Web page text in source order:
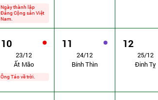
Ngày thành lập
Đảng Cộng sản Việt
Nam.
10
23/12
Ất Mão
Ông Táo về trời.
11
24/12
Bính Thìn
12
25/12
Đinh Tỵ